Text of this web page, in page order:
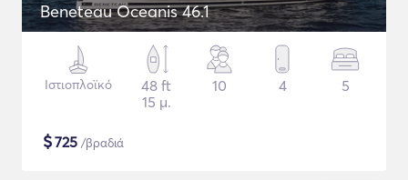
Beneteau Oceanis 46.1
Ιστιοπλοϊκό
48 ft
15 μ.
10 4 5
$725 /βραδιά